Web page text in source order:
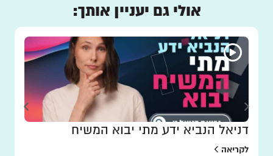
אולי גם יעניין אותך:
דניאל הנביא ידע מתי יבוא המשיח
לקריאה